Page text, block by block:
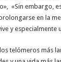
«Sin embargo,
en la
y especialmente
telómeros más